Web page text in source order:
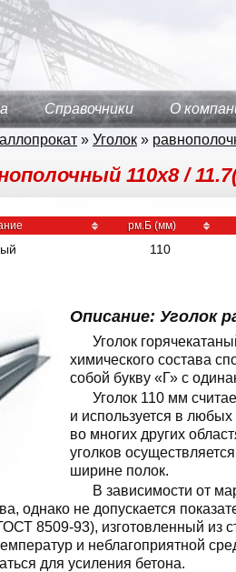
Справочники О
» Уголок »
110х8 /
рм.Б (мм)
110
Описание: Уголок
Уголок
химического состава
собой букву «Г» с
Уголок 110 мм
и используется в
во многих других
уголков
ширине полок.
В зависимости от
однако не допускается
8509-93), изготовленный из
и неблагоприятной
для усиления бетона.